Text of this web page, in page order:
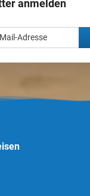
anmelden